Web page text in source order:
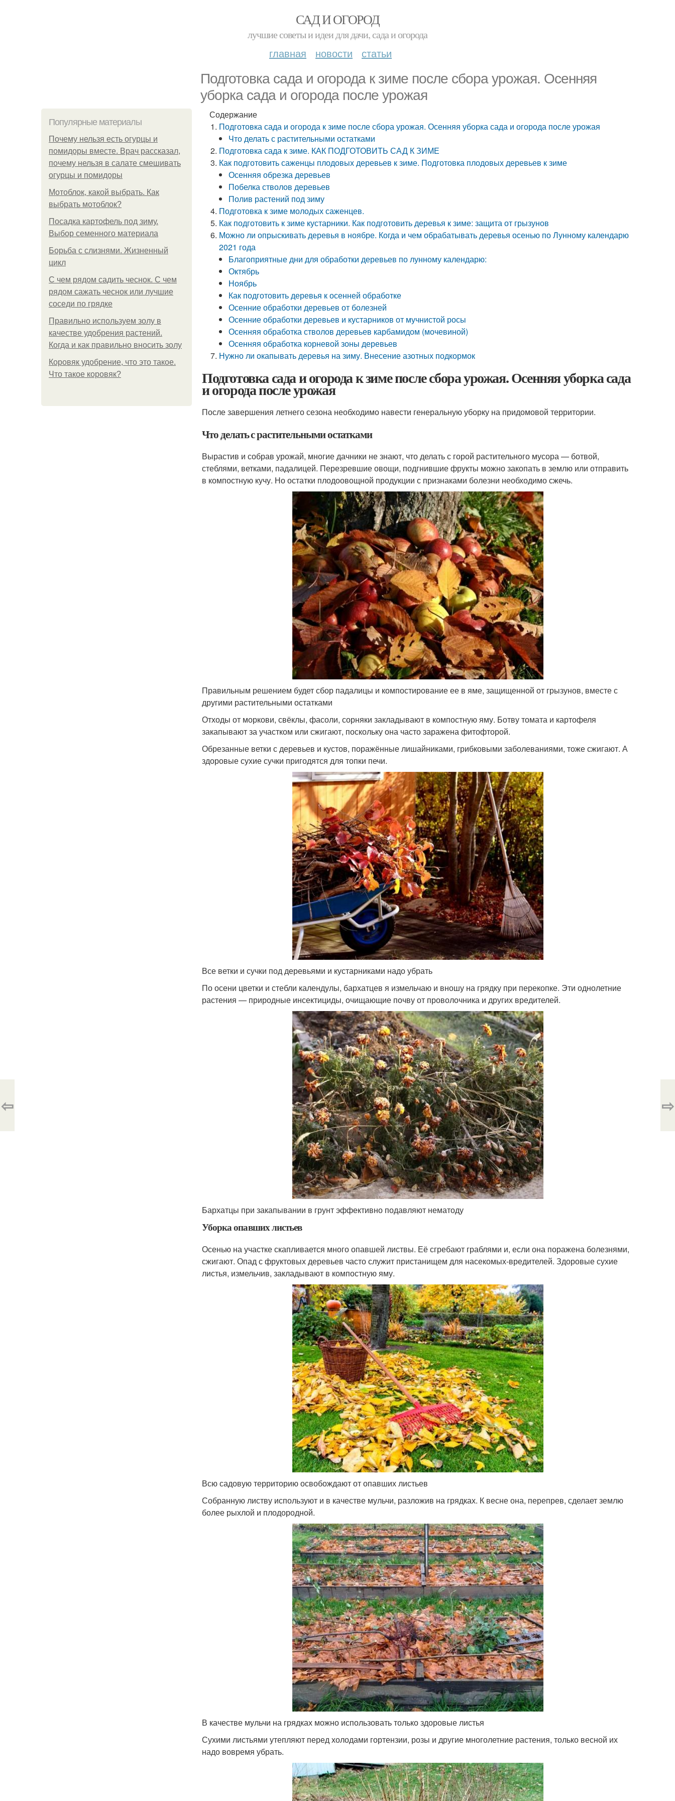
САД И ОГОРОД
лучшие советы и идеи для дачи, сада и огорода
главная новости статьи
Подготовка сада и огорода к зиме после сбора урожая. Осенняя
уборка сада и огорода после урожая
Популярные материалы
Почему нельзя есть огурцы и
помидоры вместе. Врач рассказал,
почему нельзя в салате смешивать
огурцы и помидоры
Мотоблок, какой выбрать. Как
выбрать мотоблок?
Посадка картофель под зиму.
Выбор семенного материала
Борьба с слизнями. Жизненный
цикл
С чем рядом садить чеснок. С чем
рядом сажать чеснок или лучшие
соседи по грядке
Правильно используем золу в
качестве удобрения растений.
Когда и как правильно вносить золу
Коровяк удобрение, что это такое.
Что такое коровяк?
Содержание
Подготовка сада и огорода к зиме после сбора урожая. Осенняя уборка сада и огорода после урожая
Что делать с растительными остатками
Подготовка сада к зиме. КАК ПОДГОТОВИТЬ САД К ЗИМЕ
Как подготовить саженцы плодовых деревьев к зиме. Подготовка плодовых деревьев к зиме
Осенняя обрезка деревьев
Побелка стволов деревьев
Полив растений под зиму
Подготовка к зиме молодых саженцев.
Как подготовить к зиме кустарники. Как подготовить деревья к зиме: защита от грызунов
Можно ли опрыскивать деревья в ноябре. Когда и чем обрабатывать деревья осенью по Лунному календарю
2021 года
Благоприятные дни для обработки деревьев по лунному календарю:
Октябрь
Ноябрь
Как подготовить деревья к осенней обработке
Осенние обработки деревьев от болезней
Осенние обработки деревьев и кустарников от мучнистой росы
Осенняя обработка стволов деревьев карбамидом (мочевиной)
Осенняя обработка корневой зоны деревьев
Нужно ли окапывать деревья на зиму. Внесение азотных подкормок
Подготовка сада и огорода к зиме после сбора урожая. Осенняя уборка сада
и огорода после урожая
После завершения летнего сезона необходимо навести генеральную уборку на придомовой территории.
Что делать с растительными остатками
Вырастив и собрав урожай, многие дачники не знают, что делать с горой растительного мусора — ботвой,
стеблями, ветками, падалицей. Перезревшие овощи, подгнившие фрукты можно закопать в землю или отправить
в компостную кучу. Но остатки плодоовощной продукции с признаками болезни необходимо сжечь.
Правильным решением будет сбор падалицы и компостирование ее в яме, защищенной от грызунов, вместе с
другими растительными остатками
Отходы от моркови, свёклы, фасоли, сорняки закладывают в компостную яму. Ботву томата и картофеля
закапывают за участком или сжигают, поскольку она часто заражена фитофторой.
Обрезанные ветки с деревьев и кустов, поражённые лишайниками, грибковыми заболеваниями, тоже сжигают. А
здоровые сухие сучки пригодятся для топки печи.
Все ветки и сучки под деревьями и кустарниками надо убрать
По осени цветки и стебли календулы, бархатцев я измельчаю и вношу на грядку при перекопке. Эти однолетние
растения — природные инсектициды, очищающие почву от проволочника и других вредителей.
Бархатцы при закапывании в грунт эффективно подавляют нематоду
Уборка опавших листьев
Осенью на участке скапливается много опавшей листвы. Её сгребают граблями и, если она поражена болезнями,
сжигают. Опад с фруктовых деревьев часто служит пристанищем для насекомых-вредителей. Здоровые сухие
листья, измельчив, закладывают в компостную яму.
Всю садовую территорию освобождают от опавших листьев
Собранную листву используют и в качестве мульчи, разложив на грядках. К весне она, перепрев, сделает землю
более рыхлой и плодородной.
В качестве мульчи на грядках можно использовать только здоровые листья
Сухими листьями утепляют перед холодами гортензии, розы и другие многолетние растения, только весной их
надо вовремя убрать.
⇦ ⇨